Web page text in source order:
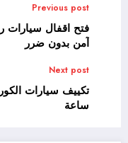
Previous post
آمن بدون ضرر
Next post
ساعة